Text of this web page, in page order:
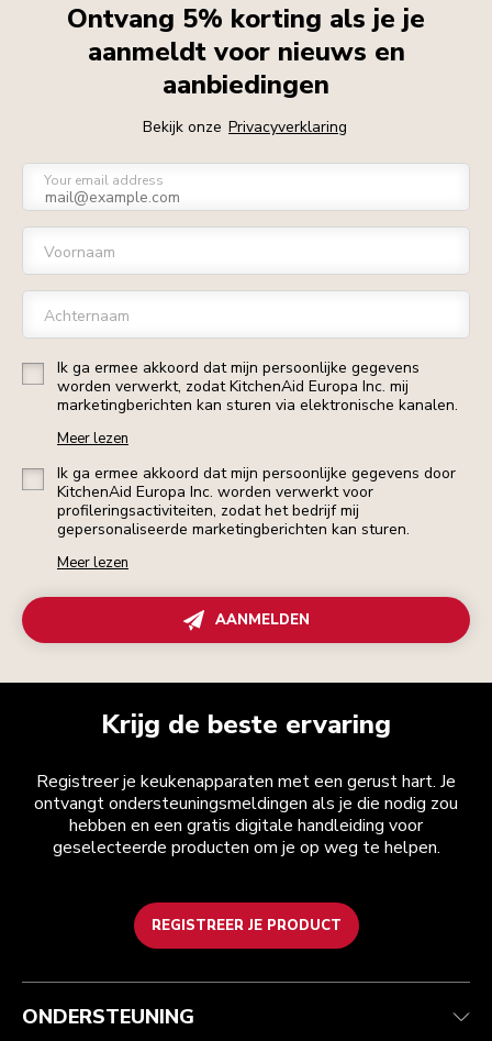
Ontvang 5% korting als je je
aanmeldt voor nieuws en
aanbiedingen
Bekijk onze Privacyverklaring
Your email address
Voornaam
Achternaam
Ik ga ermee akkoord dat mijn persoonlijke gegevens
worden verwerkt, zodat KitchenAid Europa Inc. mij
marketingberichten kan sturen via elektronische kanalen.
Meer lezen
Ik ga ermee akkoord dat mijn persoonlijke gegevens door
KitchenAid Europa Inc. worden verwerkt voor
profileringsactiviteiten, zodat het bedrijf mij
gepersonaliseerde marketingberichten kan sturen.
Meer lezen
AANMELDEN
Krijg de beste ervaring
Registreer je keukenapparaten met een gerust hart. Je
ontvangt ondersteuningsmeldingen als je die nodig zou
hebben en een gratis digitale handleiding voor
geselecteerde producten om je op weg te helpen.
REGISTREER JE PRODUCT
Health check
Je bestelling volgen
Garantie en documenten
Algemene voorwaarden
Retournering en terugbetaling
Imprint
Het merk
Zoek een winkel
ONDERSTEUNING